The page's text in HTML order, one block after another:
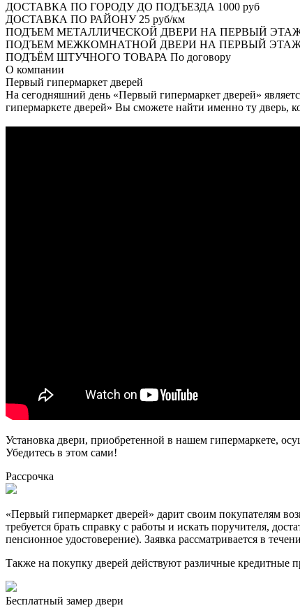
ДОСТАВКА ПО ГОРОДУ ДО ПОДЪЕЗДА 1000 руб
ДОСТАВКА ПО РАЙОНУ25 руб/км
ПОДЪЕМ МЕТАЛЛИЧЕСКОЙ ДВЕРИ НА ПЕРВЫЙ
ПОДЪЕМ МЕЖКОМНАТНОЙ ДВЕРИ НА ПЕРВЫЙ
ПОДЪЁМ ШТУЧНОГО ТОВАРА По договору
О компании
Первый гипермаркет дверей
На сегодняшний день «Первый гипермаркет дверей»
гипермаркете дверей» Вы сможете найти именно ту дверь,
Установка двери, приобретенной в нашем гипермаркете,
Убедитесь в этом сами!
Рассрочка
«Первый гипермаркет дверей» дарит своим покупателям
требуется брать справку с работы и искать поручителя,
пенсионное удостоверение). Заявка рассматривается в
Также на покупку дверей действуют различные
Бесплатный замер двери